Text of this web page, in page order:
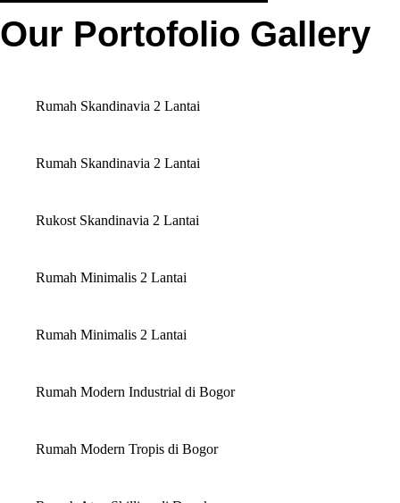
Our Portofolio Gallery
Rumah Skandinavia 2 Lantai
Rumah Skandinavia 2 Lantai
Rukost Skandinavia 2 Lantai
Rumah Minimalis 2 Lantai
Rumah Minimalis 2 Lantai
Rumah Modern Industrial di Bogor
Rumah Modern Tropis di Bogor